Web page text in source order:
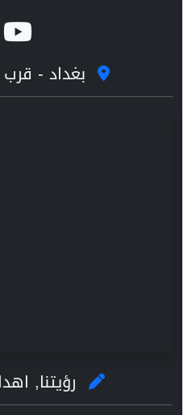
بغداد -
رؤيتنا,